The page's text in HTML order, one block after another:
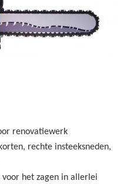
renovatiewerk
rechte insteeksneden,
het zagen in allerlei